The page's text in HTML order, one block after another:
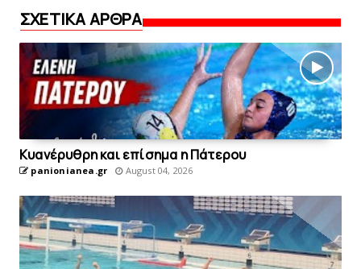
ΣΧΕΤΙΚΑ ΑΡΘΡΑ
Kυανέρυθρη και επίσημα η Πάτερου
panionianea.gr August 04, 2026